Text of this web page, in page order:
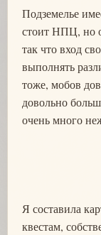
Подземелье
стоит НПЦ, но
так что вход
выполнять
тоже, мобов
довольно
очень много
Я составила
квестам,